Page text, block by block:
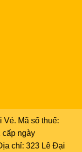
Mã số thuế:
cấp ngày
chỉ: 323 Lê Đại